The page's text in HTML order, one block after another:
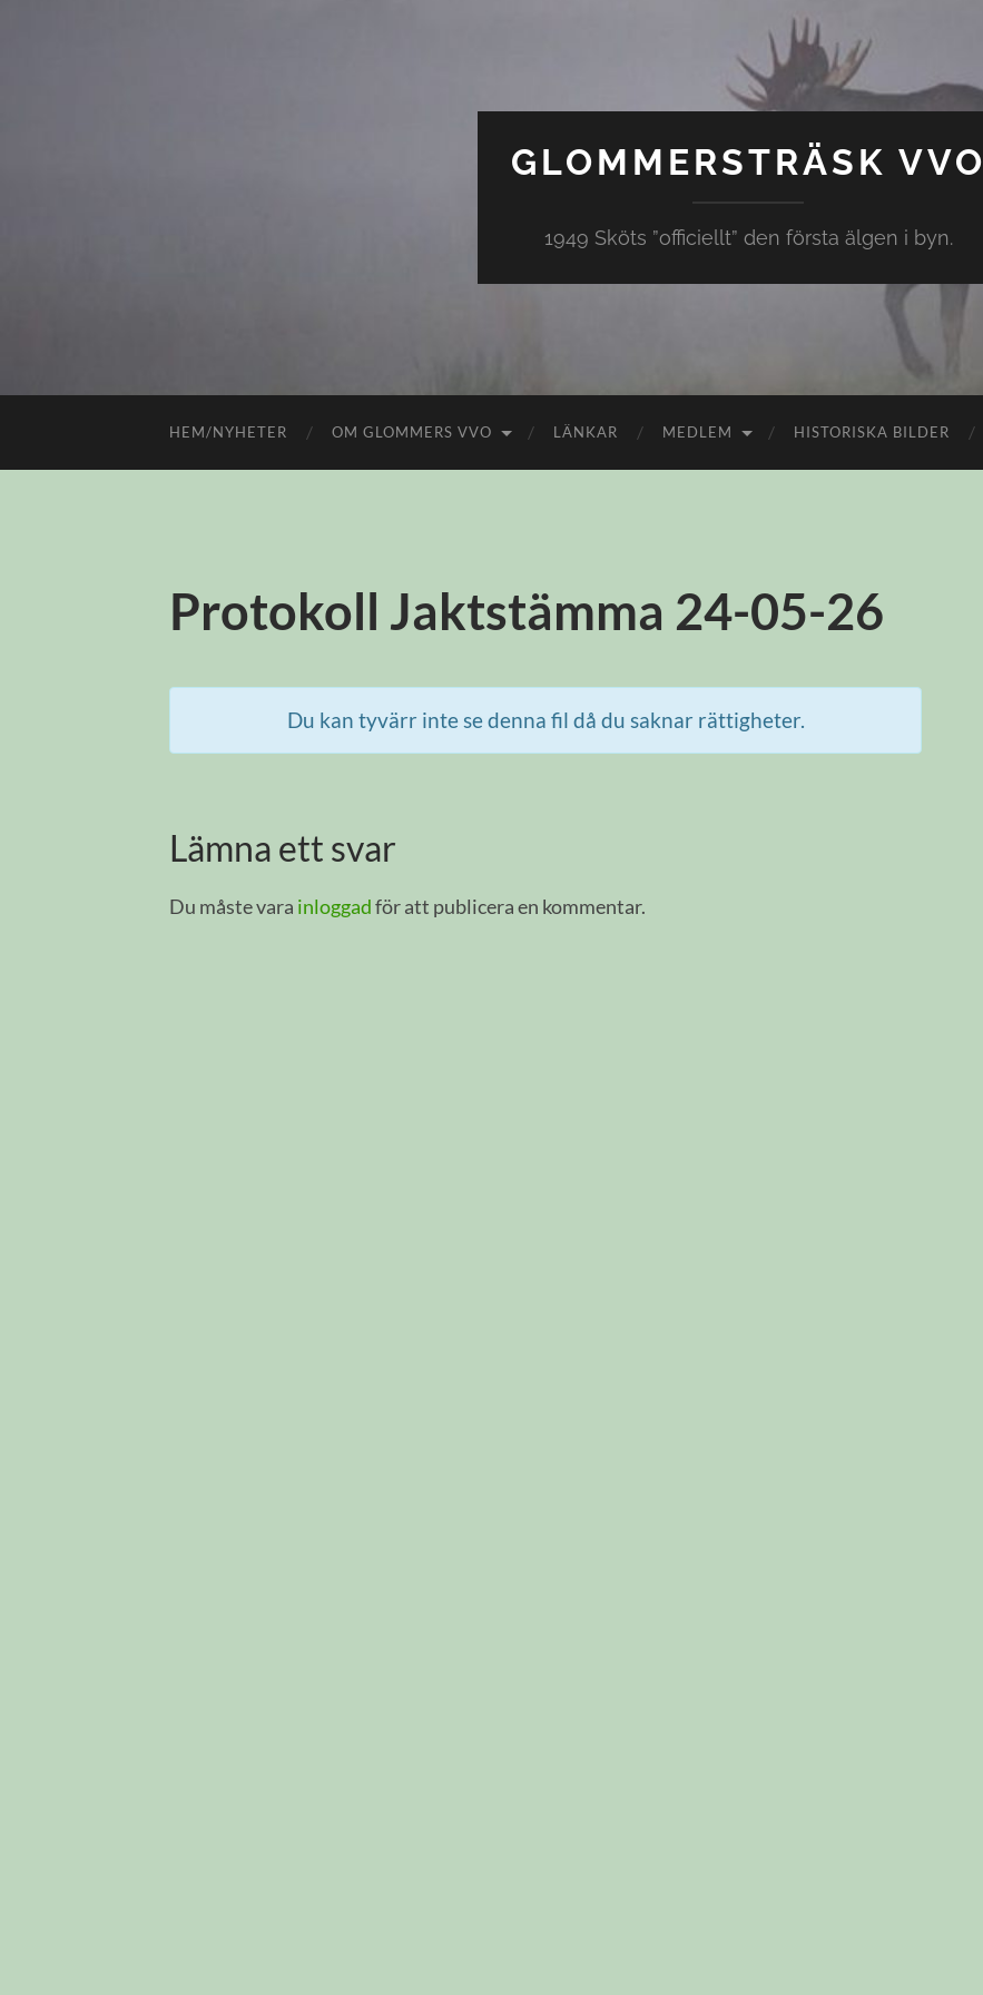
GLOMMERSTRÄSK VVO
1949 Sköts ”officiellt” den första älgen i byn.
HEM/NYHETER OM GLOMMERS VVO LÄNKAR MEDLEM HISTORISKA BILDER
Protokoll Jaktstämma 24-05-26
Du kan tyvärr inte se denna fil då du saknar rättigheter.
Lämna ett svar
Du måste vara inloggadför att publicera en kommentar.